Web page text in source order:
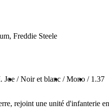
Freddie Steele
Joe / Noir et blanc / Mono / 1.37
rejoint une unité d'infanterie